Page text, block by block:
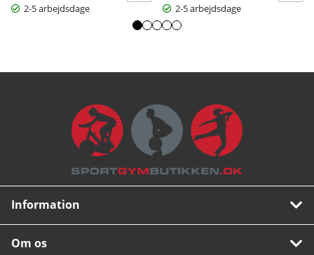
2-5 arbejdsdage
2-5 arbejdsdage
Information
Om os